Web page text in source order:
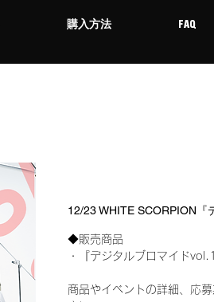
購入方法 FAQ
12/23 WHITE SCORPION『
◆販売商品
・『デジタルブロマイド
商品やイベントの詳細、応